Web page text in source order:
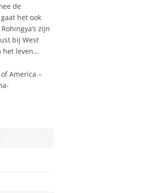
de
het ook
zijn
bij West
het leven…
America –